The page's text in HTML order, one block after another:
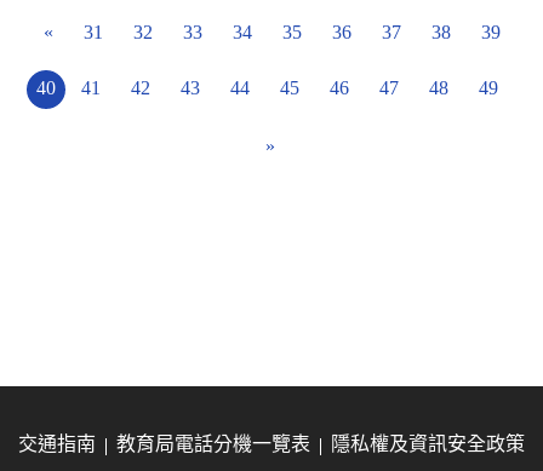
« 31 32 33 34 35 36 37 38 39
40 41 42 43 44 45 46 47 48 49
»
交通指南 教育局電話分機一覽表
隱私權及資訊安全政策